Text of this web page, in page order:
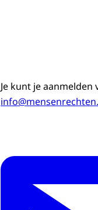
Je kunt je aanmelden